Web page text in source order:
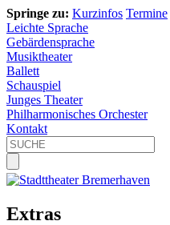
Springe zu: Kurzinfos Termine
Leichte Sprache
Gebärdensprache
Musiktheater
Ballett
Schauspiel
Junges Theater
Philharmonisches Orchester
Kontakt
Extras